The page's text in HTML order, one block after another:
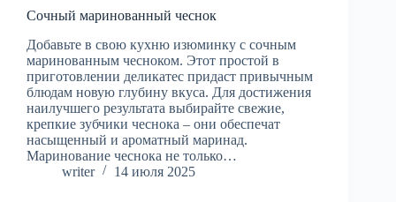
Сочный маринованный чеснок
Добавьте в свою кухню изюминку с сочным
маринованным чесноком. Этот простой в
приготовлении деликатес придаст привычным
блюдам новую глубину вкуса. Для достижения
наилучшего результата выбирайте свежие,
крепкие зубчики чеснока – они обеспечат
насыщенный и ароматный маринад.
Маринование чеснока не только…
writer
14 июля 2025